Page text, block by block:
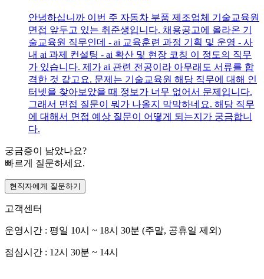
안녕하십니까 이번 주 자동차 부품 제조업체 기술교육원
면접 앞두고 있는 취준생입니다. 채용공고에 올라온 기
술교육원 직무인데 - ai 교육훈련 과정 기획 및 운영 - 사
내 ai 과제 컨설팅 - ai 확산 및 현장 코칭 이 정도의 직무
가 있습니다. 제가 ai 관련 전공이라 아무래도 서류를 합
격한 것 같고요. 문제는 기술교육원 해당 직무에 대해 인
터넷을 찾아보았을 때 정보가 너무 없어서 문제입니다.
그래서 면접 질문이 뭐가 나올지 막막하네요. 해당 직무
에 대해서 면접 예상 질문이 어떻게 되는지가 궁금합니
다.
궁금증이 남았나요?
빠르게 질문하세요.
현직자에게 질문하기
고객센터
운영시간 : 평일 10시 ~ 18시 30분 (주말, 공휴일 제외)
점심시간 : 12시 30분 ~ 14시